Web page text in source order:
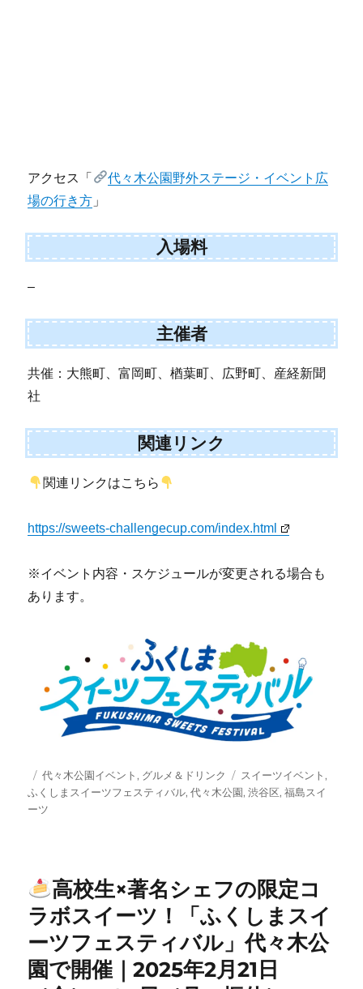
アクセス「
代々木公園野外ステージ・イベント広
場の行き方 」
入場料
–
主催者
共催：大熊町、富岡町、楢葉町、広野町、産経新聞
社
関連リンク
関連リンクはこちら
https://sweets-challengecup.com/index.html
※イベント内容・スケジュールが変更される場合も
あります。
投
稿
日:
カ
テ
ゴ
代々木公園イベント , グルメ＆ドリンク
タ
グ
スイーツイベント ,
ふくしまスイーツフェスティバル,代々木公園,渋谷区,福島スイ
ーツ
高校生×著名シェフの限定コ
ラボスイーツ！「ふくしまスイ
ーツフェスティバル」代々木公
園で開催｜2025年2月21日